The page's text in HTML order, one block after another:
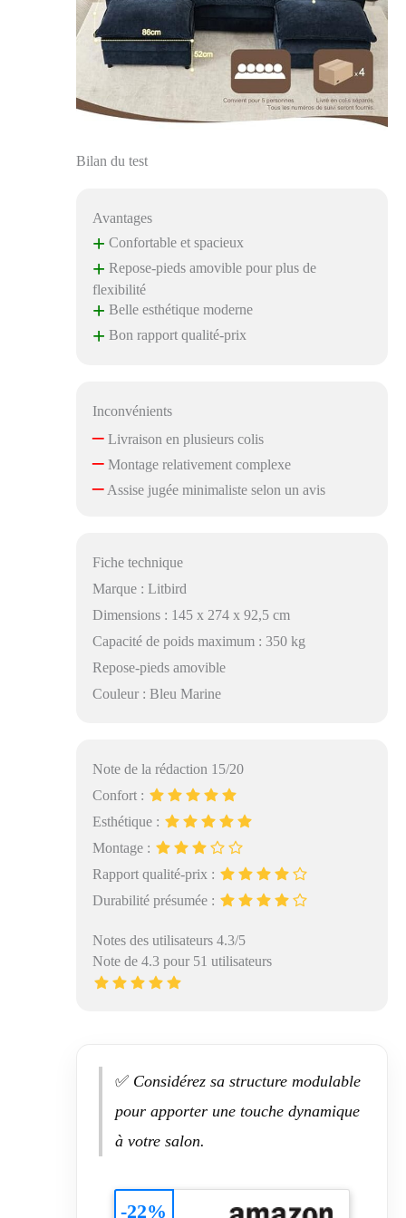
Ce canapé en U
s’intègre facilement
dans divers espaces :
salon, chambre,
appartement, salle de
jeux ou chambre
reposer ou jouer. Un
choix pratique et
tout intérieur
Tissu en chenille :
élégance raffinée et
praticité au
quotidien. Le tissu
résistant est facile à
brillance subtile
parfaitement à tous
Bilan du test
Avantages
+ Confortable et spacieux
+ Repose-pieds amovible pour plus de
flexibilité
+ Belle esthétique moderne
+ Bon rapport qualité-prix
Inconvénients
–Livraison en plusieurs colis
–Montage relativement complexe
–Assise jugée minimaliste selon un avis
Fiche technique
Marque : Litbird
Dimensions : 145 x 274 x 92,5 cm
Capacité de poids maximum : 350 kg
Repose-pieds amovible
Couleur : Bleu Marine
Note de la rédaction 15/20
Confort :
Esthétique :
Montage :
Rapport qualité-prix :
Durabilité présumée :
Notes des utilisateurs 4.3/5
Note de 4.3 pour 51 utilisateurs
✅ Considérez sa structure modulable
pour apporter une touche dynamique
à votre salon.
-22%